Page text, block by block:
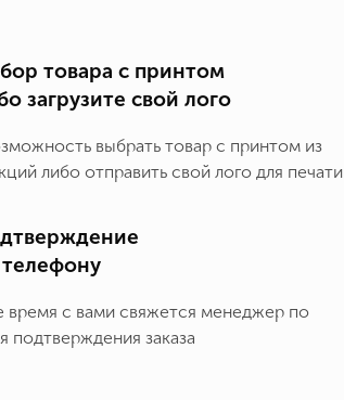
товара с принтом
загрузите свой лого
выбрать товар с принтом из
либо отправить свой лого для печати
время с вами свяжется менеджер по
подтверждения заказа